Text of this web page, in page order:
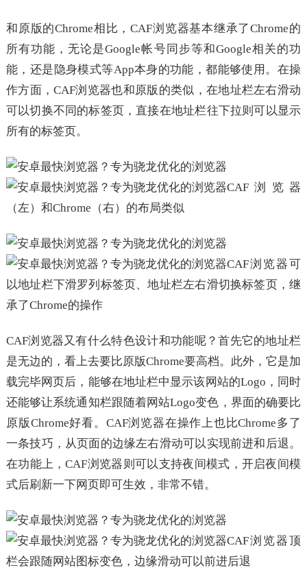
和原版的Chrome相比，CAF浏览器基本继承了Chrome的
所有功能，无论是Google帐号同步等和Google相关的功
能，还是隐身模式等App本身的功能，都能够使用。在操
作方面，CAF浏览器也和原版的类似，在地址栏左右滑动
可以切换不同的标签页，直接在地址栏往下拉则可以显示
所有的标签页。
CAF浏览器
（左）和Chrome（右）的布局类似
CAF浏览器可
以地址栏下滑罗列标签页、地址栏左右滑切换标签页，继
承了Chrome的操作
CAF浏览器又有什么特色设计和功能呢？首先它的地址栏
是无边的，看上去要比原版Chrome要高档。此外，它是加
载完毕网页后，能够在地址栏中显示该网站的Logo，同时
还能够让系统通知栏跟随着网站Logo变色，界面的确要比
原版Chrome好看。CAF浏览器在操作上也比Chrome多了
一条技巧，从页面的边缘左右滑动可以实现前进和后退。
在功能上，CAF浏览器则可以支持夜间模式，开启夜间模
式后刷新一下网页即可生效，非常不错。
CAF浏览器顶
栏会跟随网站图标变色，边缘滑动可以前进后退